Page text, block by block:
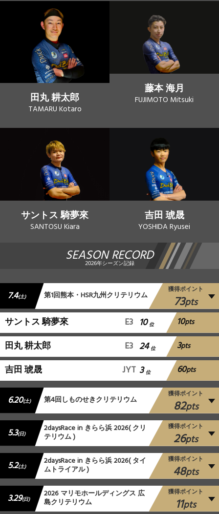
田丸 耕太郎
TAMARU Kotaro
藤本 海月
FUJIMOTO Mitsuki
サントス 騎夢來
SANTOSU Kiara
吉田 琥晟
YOSHIDA Ryusei
SEASON RECORD
2026年シーズン記録
7.4(土) 第1回熊本・HSR九州クリテリウム
獲得ポイント
73pts
サントス 騎夢來 E3 10 位 10pts
田丸 耕太郎 E3 24 位 3pts
吉田 琥晟 JYT 3 位 60pts
6.20(土) 第4回しものせきクリテリウム
獲得ポイント
82pts
5.3(日) 2daysRace in きらら浜 2026( クリ
テリウム )
獲得ポイント
26pts
5.2(土) 2daysRace in きらら浜 2026( タイ
ムトライアル )
獲得ポイント
48pts
3.29(日) 2026 マリモホールディングス 広
島クリテリウム
獲得ポイント
11pts